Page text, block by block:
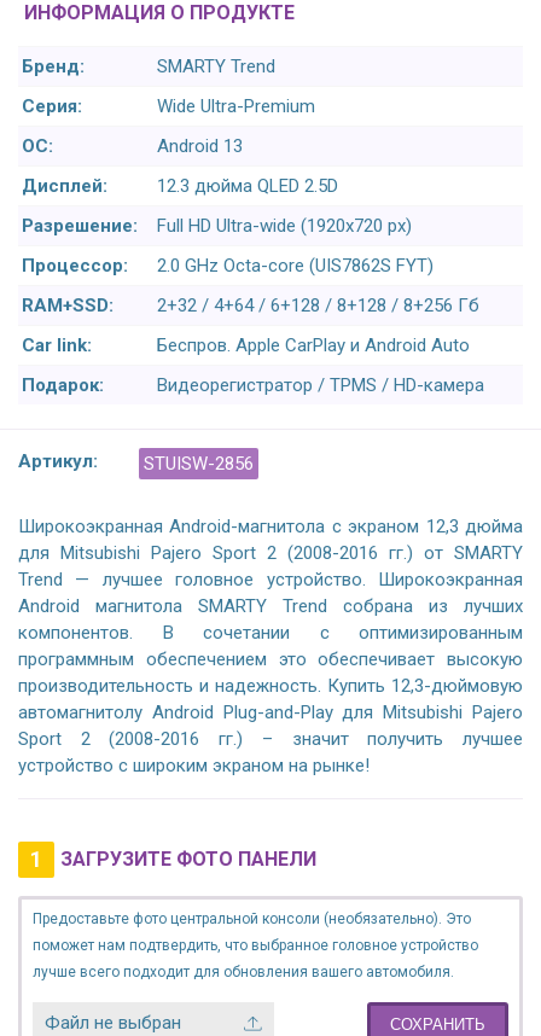
ИНФОРМАЦИЯ О ПРОДУКТЕ
Бренд:
SMARTY Trend
Серия:
Wide Ultra-Premium
ОС:
Android 13
Дисплей:
12.3 дюйма QLED 2.5D
Разрешение:
Full HD Ultra-wide (1920x720 px)
Процессор:
2.0 GHz Octa-core (UIS7862S FYT)
RAM+SSD:
2+32 / 4+64 / 6+128 / 8+128 / 8+256 Гб
Car link:
Беспров. Apple CarPlay и Android Auto
Подарок:
Видеорегистратор / TPMS / HD-камера
Артикул: STUISW-2856
Широкоэкранная Android-магнитола с экраном 12,3 дюйма
для Mitsubishi Pajero Sport 2 (2008-2016 гг.) от SMARTY
Trend — лучшее головное устройство. Широкоэкранная
Android магнитола SMARTY Trend собрана из лучших
компонентов. В сочетании с оптимизированным
программным обеспечением это обеспечивает высокую
производительность и надежность. Купить 12,3-дюймовую
автомагнитолу Android Plug-and-Play для Mitsubishi Pajero
Sport 2 (2008-2016 гг.) – значит получить лучшее
устройство с широким экраном на рынке!
1 ЗАГРУЗИТЕ ФОТО ПАНЕЛИ
Предоставьте фото центральной консоли (необязательно). Это
поможет нам подтвердить, что выбранное головное устройство
лучше всего подходит для обновления вашего автомобиля.
Файл не выбран СОХРАНИТЬ